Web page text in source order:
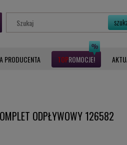
PRODUCENTA ROMOCJE
ODPŁYWOWY 126582